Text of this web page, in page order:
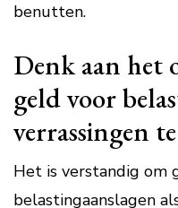
benutten.
Denk aan het
geld voor
verrassingen
Het is verstandig om
belastingaanslagen